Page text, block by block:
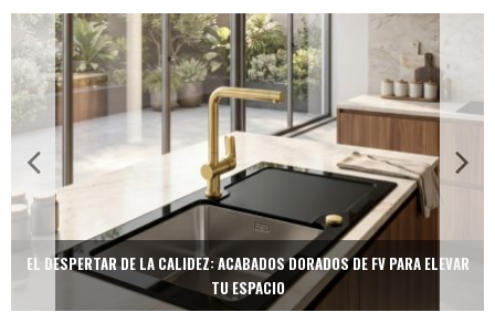
TECNOLOGÍA Y BIENESTAR DE VANGUARDIA: EL INODORO INTELIGENTE
NEOTECH DE FV.